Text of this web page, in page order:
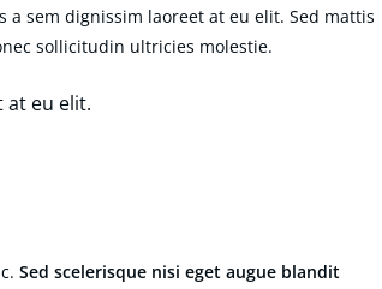
sem dignissim laoreet at eu elit. Sed mattis
sollicitudin ultricies molestie.
at eu elit.
Sed scelerisque nisi eget augue blandit